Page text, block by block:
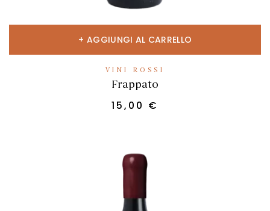
AGGIUNGI AL CARRELLO
VINI ROSSI
Frappato
15,00 €